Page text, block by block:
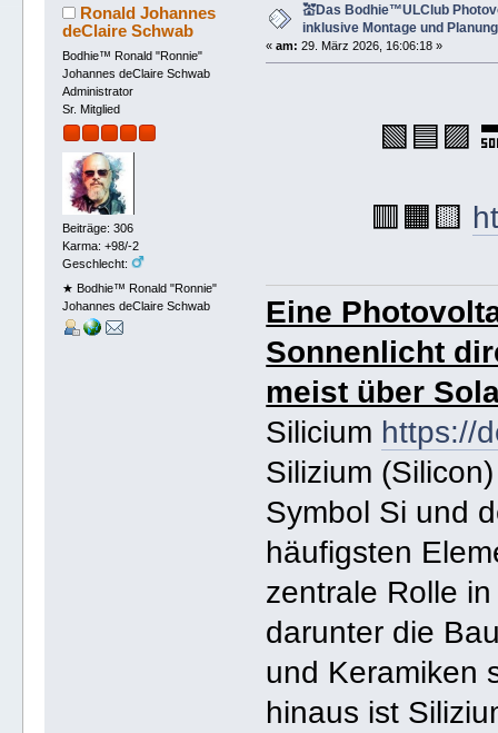
Ronald Johannes
deClaire Schwab
Bodhie™ Ronald "Ronnie"
Johannes deClaire Schwab
Administrator
Sr. Mitglied
Beiträge: 306
Karma: +98/-2
Geschlecht:
★ Bodhie™ Ronald "Ronnie"
Johannes deClaire Schwab
💒Das Bodhie™ULClub
inklusive Montage und
«am: 29. März 2026, 16:06:18 »
🟩🟦🟪
🟥🟧🟨
Eine
Sonnenlicht
meist über
Silicium https://
Silizium
Symbol Si und
häufigsten
zentrale Rolle
darunter die
und Keramiken
hinaus ist